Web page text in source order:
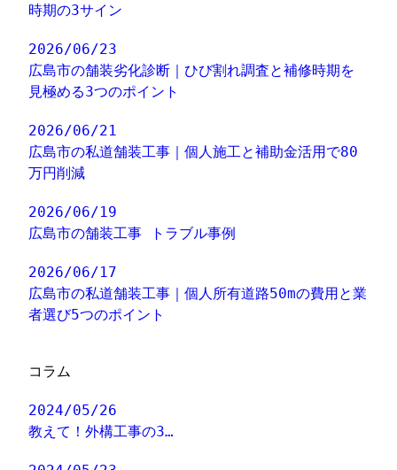
時期の3サイン
2026/06/23
広島市の舗装劣化診断｜ひび割れ調査と補修時期を
見極める3つのポイント
2026/06/21
広島市の私道舗装工事｜個人施工と補助金活用で80
万円削減
2026/06/19
広島市の舗装工事 トラブル事例
2026/06/17
広島市の私道舗装工事｜個人所有道路50mの費用と業
者選び5つのポイント
コラム
2024/05/26
教えて！外構工事の3…